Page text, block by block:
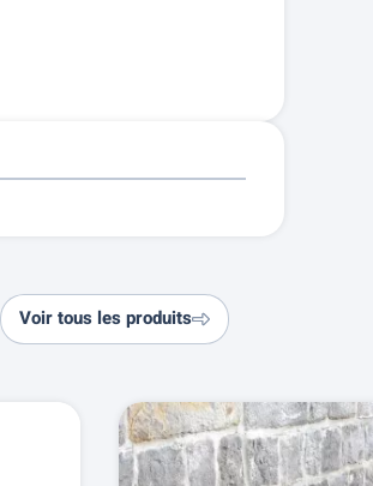
Voir tous les produits